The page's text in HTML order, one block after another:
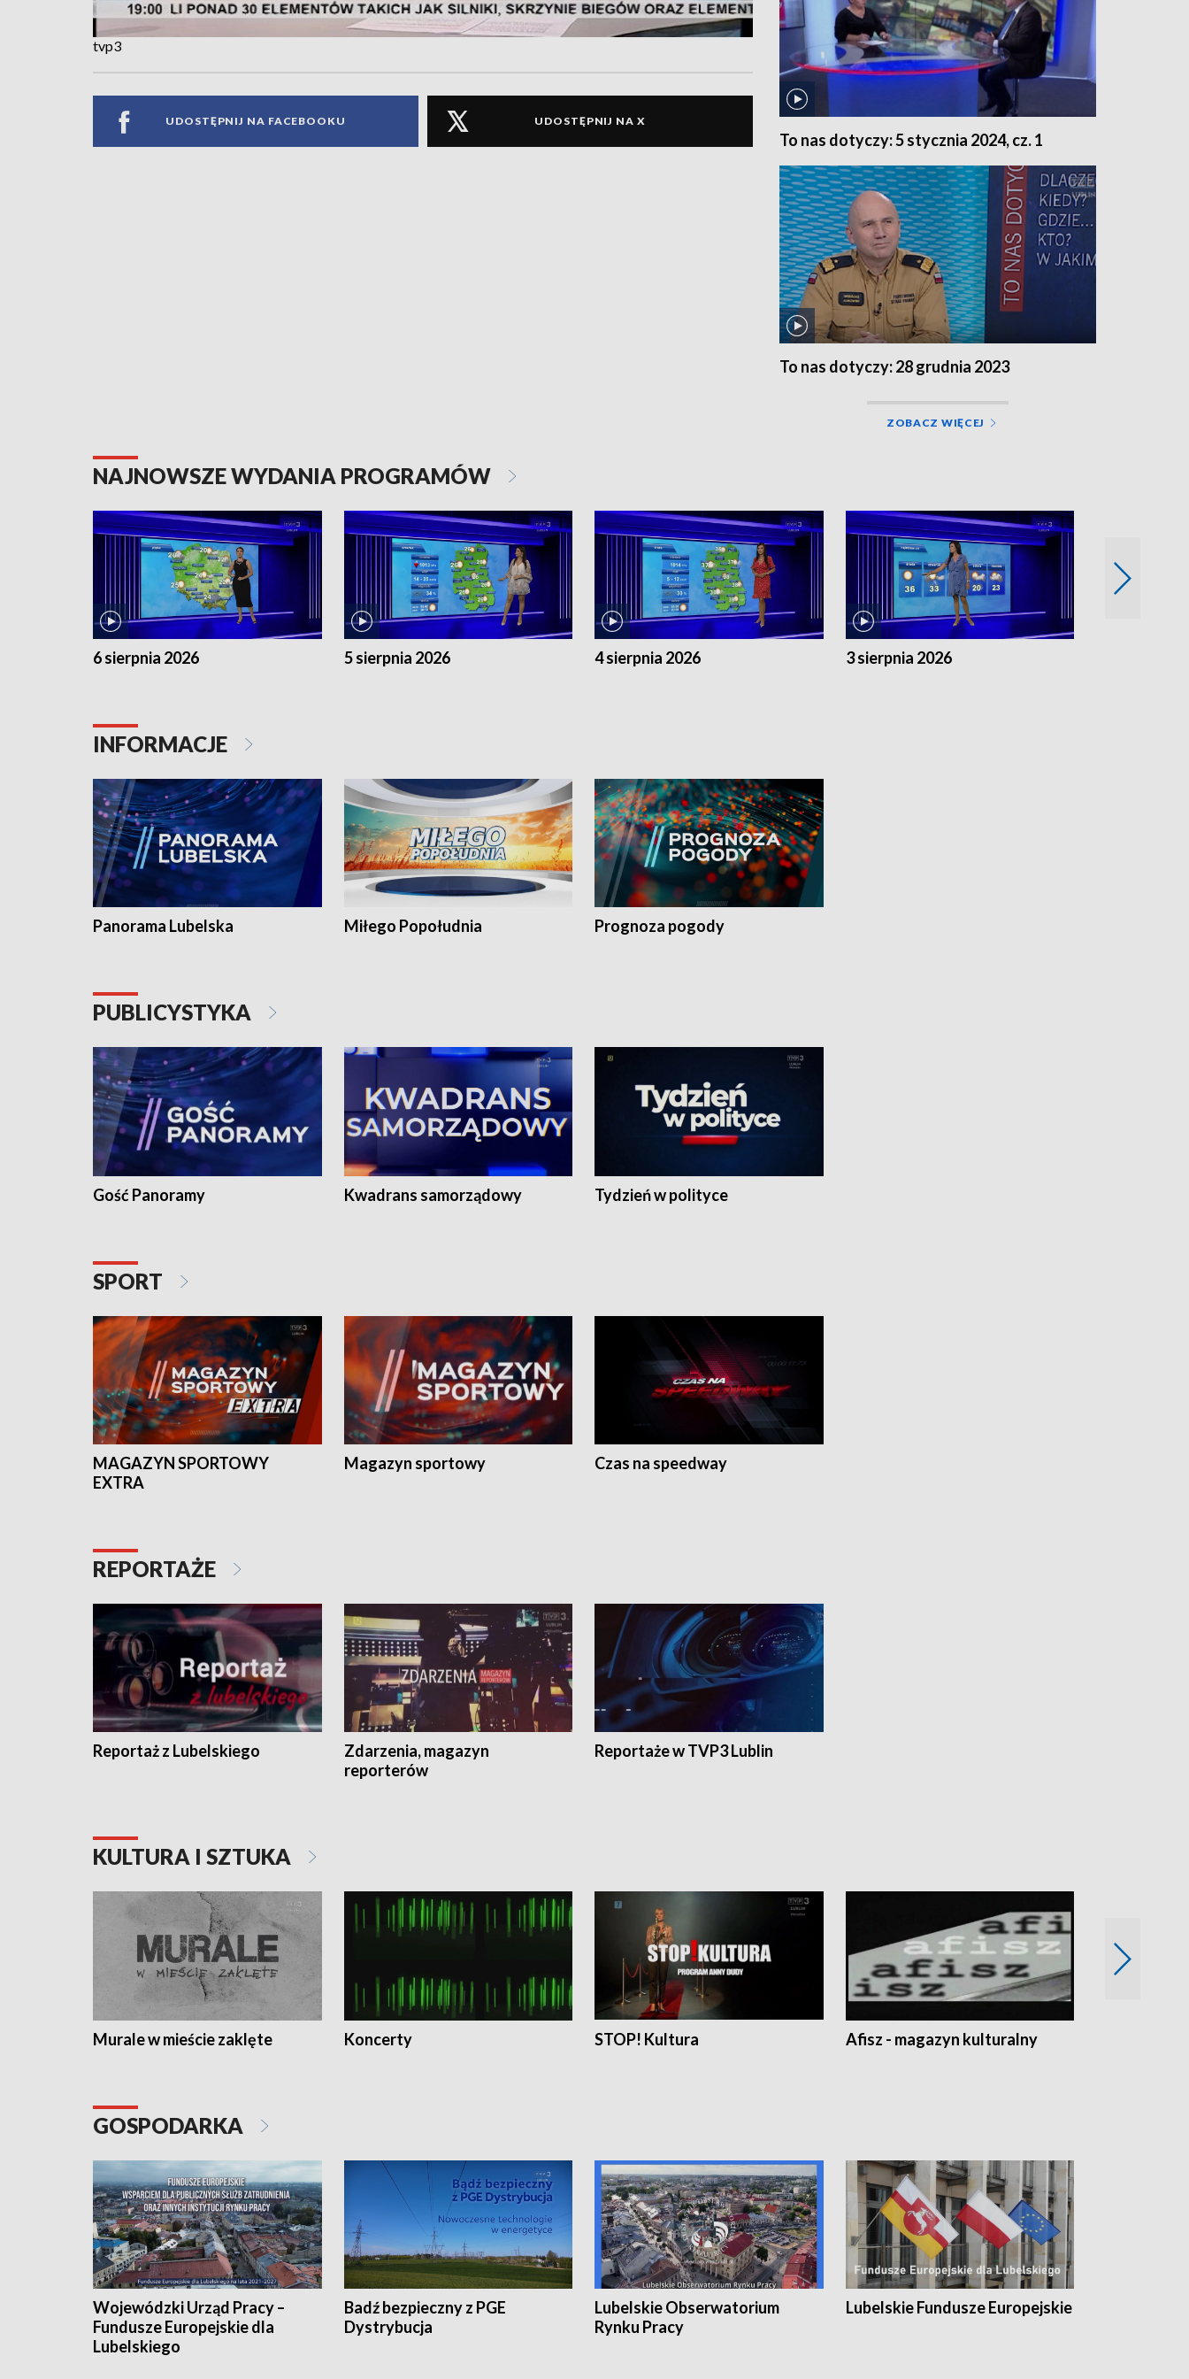
tvp3
UDOSTĘPNIJ NA FACEBOOKU UDOSTĘPNIJ NA X
To nas dotyczy: 5 stycznia 2024, cz. 1
To nas dotyczy: 28 grudnia 2023
ZOBACZ WIĘCEJ
NAJNOWSZE WYDANIA PROGRAMÓW
6 sierpnia 2026 5 sierpnia 2026 4 sierpnia 2026 3 sierpnia 2026
INFORMACJE
Panorama Lubelska Miłego Popołudnia Prognoza pogody
PUBLICYSTYKA
Gość Panoramy Kwadrans samorządowy Tydzień w polityce
SPORT
MAGAZYN SPORTOWY
EXTRA
Magazyn sportowy Czas na speedway
REPORTAŻE
Reportaż z Lubelskiego
Zdarzenia, magazyn
reporterów
Reportaże w TVP3 Lublin
KULTURA I SZTUKA
Murale w mieście zaklęte Koncerty STOP! Kultura Afisz - magazyn kulturalny
GOSPODARKA
Wojewódzki Urząd Pracy –
Fundusze Europejskie dla
Lubelskiego
Badź bezpieczny z PGE
Dystrybucja
Lubelskie Obserwatorium
Rynku Pracy
Lubelskie Fundusze Europejskie